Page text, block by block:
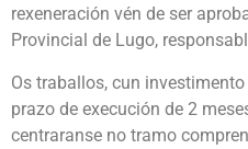
rexeneración vén de ser
Provincial de Lugo,
Os traballos, cun
prazo de execución de 2
centraranse no tramo